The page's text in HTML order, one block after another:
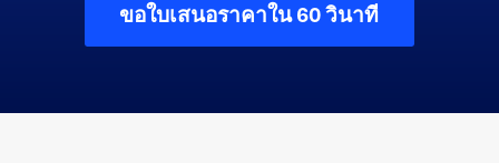
ขอใบเสนอราคาใน 60 วินาที